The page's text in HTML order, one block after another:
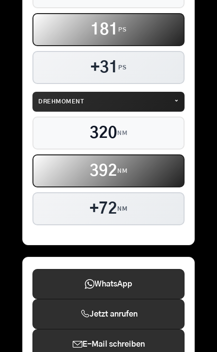
181 PS
+31 PS
DREHMOMENT ⌄
320 NM
392 NM
+72 NM
WhatsApp
Jetzt anrufen
E-Mail schreiben